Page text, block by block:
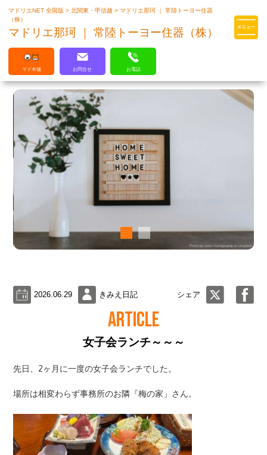
マドリエはLIXILの厳しい基準を
マドリエNET 全国版>北関東・甲信越>マドリエ那珂 ｜ 常陸トーヨー住器
（株）
マドリエ那珂 ｜ 常陸トーヨー住器（株）
マド本舗 お問合せ お電話
2026.06.29 きみえ日記 シェア
ARTICLE
女子会ランチ～～～